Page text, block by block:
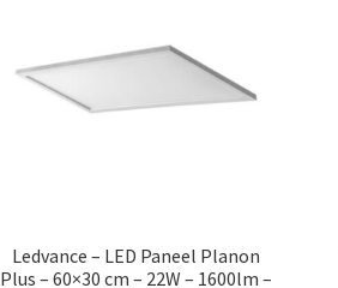
Ledvance – LED Paneel Planon
Plus – 60×30 cm – 22W – 1600lm –